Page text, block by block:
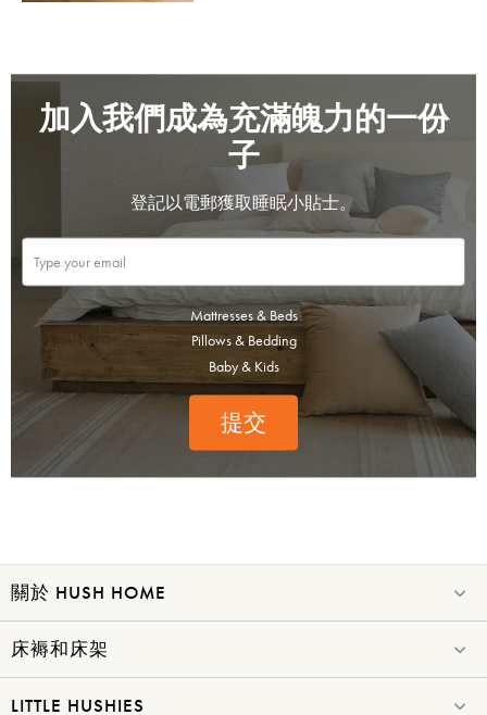
加入我們成為充滿魄力的一份
子
登記以電郵獲取睡眠小貼士。
Mattresses & Beds
Pillows & Bedding
Baby & Kids
提交
關於 HUSH HOME
床褥和床架
LITTLE HUSHIES